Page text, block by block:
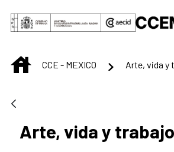
Saltar al contenido principal
INICIOCCE - MEXICO Arte, vida y
Arte, vida y trabajo